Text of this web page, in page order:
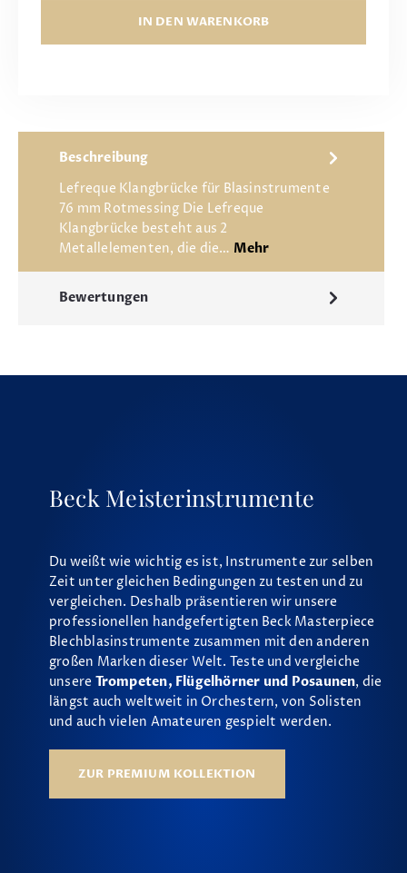
IN DEN WARENKORB
Beschreibung
Lefreque Klangbrücke für Blasinstrumente
76 mm Rotmessing Die Lefreque
Klangbrücke besteht aus 2
Metallelementen, die die… Mehr
Bewertungen
Beck Meisterinstrumente
Du weißt wie wichtig es ist, Instrumente zur selben
Zeit unter gleichen Bedingungen zu testen und zu
vergleichen. Deshalb präsentieren wir unsere
professionellen handgefertigten Beck Masterpiece
Blechblasinstrumente zusammen mit den anderen
großen Marken dieser Welt. Teste und vergleiche
unsere Trompeten, Flügelhörner und Posaunen, die
längst auch weltweit in Orchestern, von Solisten
und auch vielen Amateuren gespielt werden.
ZUR PREMIUM KOLLEKTION